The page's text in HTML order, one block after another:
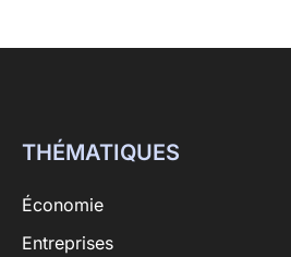
THÉMATIQUES
Économie
Entreprises